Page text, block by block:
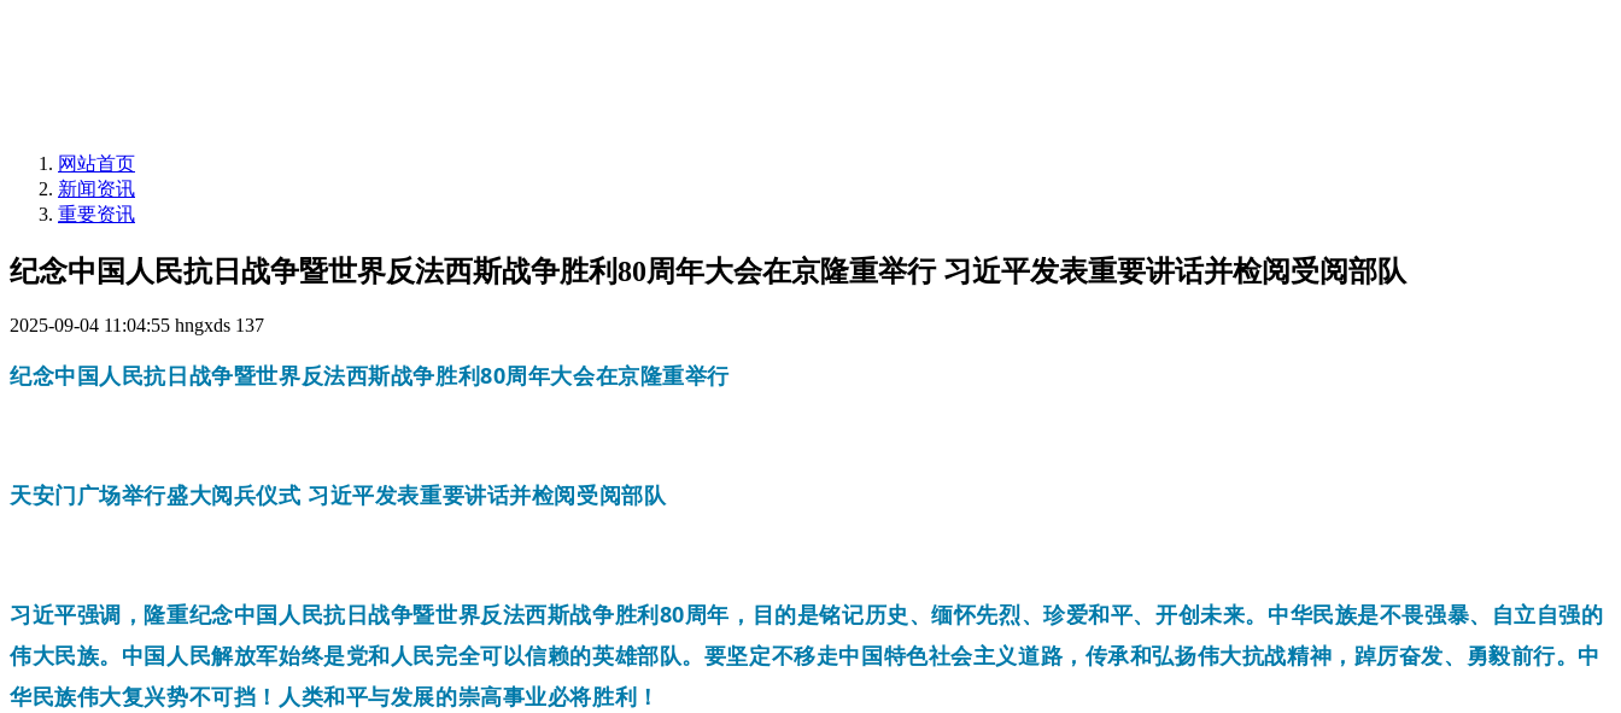
网站首页
新闻资讯
重要资讯
纪念中国人民抗日战争暨世界反法西斯战争胜利80周年大会在京隆重举行 习近平发表重要讲话并检阅受阅部队
2025-09-04 11:04:55 hngxds 137
纪念中国人民抗日战争暨世界反法西斯战争胜利80周年大会在京隆重举行
天安门广场举行盛大阅兵仪式 习近平发表重要讲话并检阅受阅部队
习近平强调，隆重纪念中国人民抗日战争暨世界反法西斯战争胜利80周年，目的是铭记历史、缅怀先烈、珍爱和平、开创未来。中华民族是不畏强暴、自立自强的
伟大民族。中国人民解放军始终是党和人民完全可以信赖的英雄部队。要坚定不移走中国特色社会主义道路，传承和弘扬伟大抗战精神，踔厉奋发、勇毅前行。中
华民族伟大复兴势不可挡！人类和平与发展的崇高事业必将胜利！